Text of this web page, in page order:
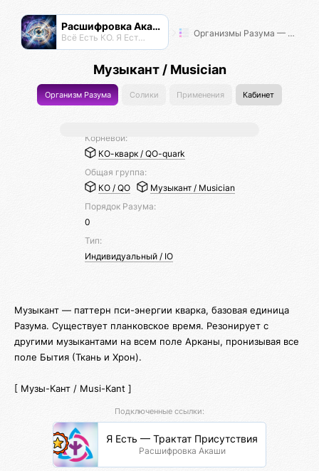
Расшифровка Акаши
Всё Есть КО. Я Есть КО. Организмы Разума — Таксономия Жизни
Музыкант / Musician
Организм Разума Солики Применения Кабинет
Корневой:
КО-кварк / QO-quark
Общая группа:
КО / QO
Музыкант / Musician
Порядок Разума:
0
Тип:
Индивидуальный / IO
Музыкант — паттерн пси-энергии кварка, базовая единица
Разума. Существует планковское время. Резонирует с
другими музыкантами на всем поле Арканы, пронизывая все
поле Бытия (Ткань и Хрон).
[ Музы-Кант / Musi-Кant ]
Подключенные ссылки:
Я Есть — Трактат Присутствия
Расшифровка Акаши